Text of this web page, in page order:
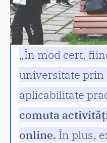
„În mod cert,
universitate prin
aplicabilitate
comuta
online. În plus,